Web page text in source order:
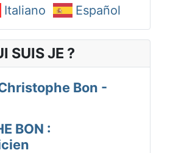
Italiano Español
SUIS JE ?
Bon -
BON :